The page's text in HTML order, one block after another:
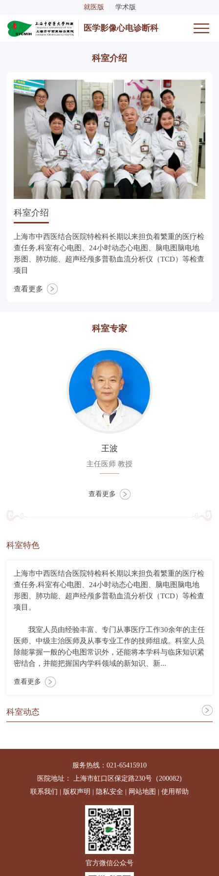
就医版 学术版
医学影像心电诊断科
科室介绍
科室介绍
上海市中西医结合医院特检科长期以来担负着繁重的医疗检
查任务,科室有心电图、24小时动态心电图、脑电图脑电地
形图、肺功能、超声经颅多普勒血流分析仪（TCD）等检查
项目
查看更多
科室专家
王波
主任医师 教授
查看更多
科室特色
上海市中西医结合医院特检科长期以来担负着繁重的医疗检
查任务,科室有心电图、24小时动态心电图、脑电图脑电地
形图、肺功能、超声经颅多普勒血流分析仪（TCD）等检查
项目。
我室人员由经验丰富、专门从事医疗工作30余年的主任
医师、中级主治医师及从事专业工作的技师组成。科室人员
除能掌握一般的心电图常识外，还能将本学科与临床知识紧
密结合，并能把握国内学科领域的新知识、新...
查看更多
科室动态
服务热线：021-65415910
医院地址： 上海市虹口区保定路230号（200082)
联系我们
版权声明 隐私安全 网站地图 使用帮助
官方微信公众号